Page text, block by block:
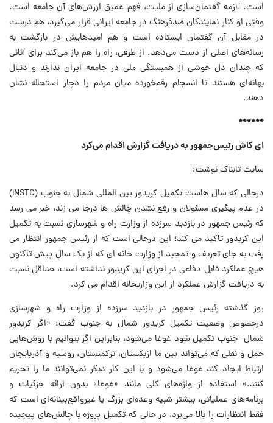
است. لازمه گفتمان‌سازی از ملیت، فهم عمیق ارزش‌های آن جامعه است.
وقتی او کنار نمایندگان ضدفرهنگ در جامعه ایرانی قرار می‌گیرد، هم درست
در مقابل آن گفتمان ایستاده است و هم امیدهایش در بازگشت به
رسانه‌های اصلی از دست می‌دهد. از طرفی، راه را هم باز می‌کند برای آنانی
که چندان دل خوشی از همبستگی ملی در جامعه ایران ندارند و دنبال
بهانه‌ای هستند تا انسجام رقم‌خورده میان مردم را دچار استحاله نشان
دهند.
******
ای کاش رئیس‌جمهور به دریافت گزارش اقدام می‌کرد
سایت تابناک نوشت:
درحالی که سال هاست تکمیل کریدور بین المللی شمال به جنوب (INSTC)
در عدم پیگیری مسئولان و رفع نشدن چالش ها درجا می زند، خبر می رسد
که رئیس جمهور در بازدید سرزده از وزارت راه و شهرسازی نسبت به تکمیل
این کریدور تاکید می کند؛ این درحالی است که از رئیس جمهور انتظار می
رفت به جای تعریف و تمجید از وزارت خانه ای که از یک سال پیش تاکنون
هیچ عملکرد قابل دفاعی در اجرای این کریدور نداشته است، حداقل نسبت
به دریافت گزارش عملکرد از این وزارتخانه اقدام می کرد.
روز گذشته رئیس جمهور در بازدید سرزده از وزارت راه و شهرسازی
درخصوص وضعیت تکمیل کریدور شمال به جنوب گفت: «اگر کریدور
شمال- جنوب تکمیل شود غوغا می‌شود، بنابراین اگر بتوانیم با روش‌هایی
حمل و نقلی که می‌تواند بین ما ازبکستان، ترکمنستان، روسیه و آذربایجان
ارتباط ایجاد کند غوغا می‌شود و با این کار دیگر نمی‌توانند ما را تحریم
کنند.» استفاده از واژه‌های کلی مانند «غوغا» بدون ارائه جزئیات و
برنامه‌های عملیاتی، بیشتر شبیه وعده‌ای بزرگ یا غیرواقع‌بینانه‌ای است که
فقط انتظارات را بالا می‌برد، در حالی که تکمیل پروژه با چالش‌های پیچیده